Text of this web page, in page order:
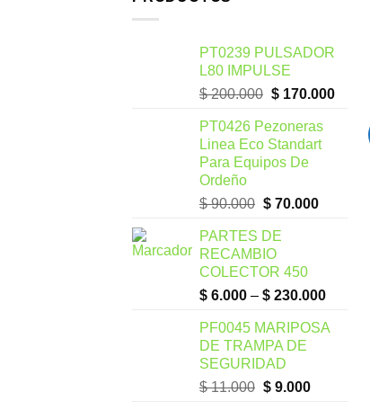
PT0239 PULSADOR
L80 IMPULSE
$200.000 $170.000
PT0426 Pezoneras
Linea Eco Standart
Para Equipos De
Ordeño
$90.000 $70.000
PARTES DE
RECAMBIO
COLECTOR 450
$ 6.000 – $ 230.000
PF0045 MARIPOSA
DE TRAMPA DE
SEGURIDAD
$11.000 $9.000